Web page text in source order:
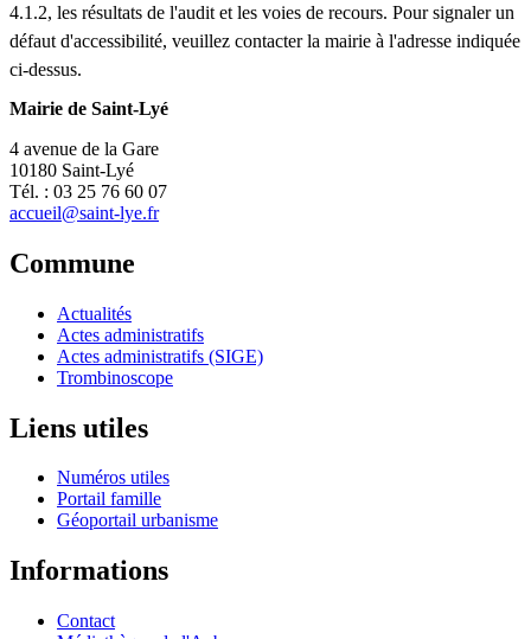
4.1.2, les résultats de l'audit et les voies de recours. Pour signaler un
défaut d'accessibilité, veuillez contacter la mairie à l'adresse indiquée
ci-dessus.
Mairie de Saint-Lyé
4 avenue de la Gare
10180 Saint-Lyé
Tél. : 03 25 76 60 07
accueil@saint-lye.fr
Commune
Actualités
Actes administratifs
Actes administratifs (SIGE)
Trombinoscope
Liens utiles
Numéros utiles
Portail famille
Géoportail urbanisme
Informations
Contact